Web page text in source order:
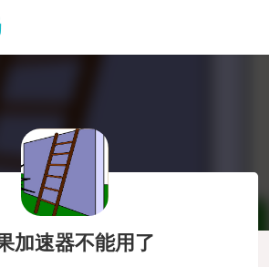
加速器不能用了